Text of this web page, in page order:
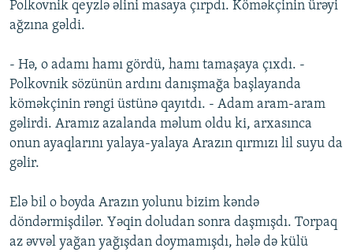
Polkovnik qeyzlə əlini masaya çırpdı. Köməkçinin ürəyi
ağzına gəldi.
- Hə, o adamı hamı gördü, hamı tamaşaya çıxdı. -
Polkovnik sözünün ardını danışmağa başlayanda
köməkçinin rəngi üstünə qayıtdı. - Adam aram-aram
gəlirdi. Aramız azalanda məlum oldu ki, arxasınca
onun ayaqlarını yalaya-yalaya Arazın qırmızı lil suyu da
gəlir.
Elə bil o boyda Arazın yolunu bizim kəndə
döndərmişdilər. Yəqin doludan sonra daşmışdı. Torpaq
az əvvəl yağan yağışdan doymamışdı, hələ də külü